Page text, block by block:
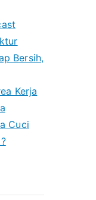
Bersih,
Kerja
Cuci